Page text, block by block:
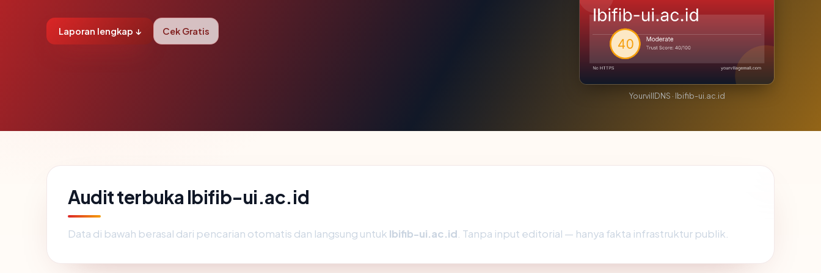
Laporan lengkap ↓ Cek Gratis
YourvillDNS · lbifib-ui.ac.id
Audit terbuka lbifib-ui.ac.id
Data di bawah berasal dari pencarian otomatis dan langsung untuk lbifib-ui.ac.id . Tanpa input editorial — hanya fakta infrastruktur publik.